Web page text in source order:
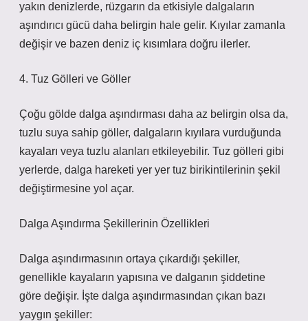
yakın denizlerde, rüzgarın da etkisiyle dalgaların
aşındırıcı gücü daha belirgin hale gelir. Kıyılar zamanla
değişir ve bazen deniz iç kısımlara doğru ilerler.
4. Tuz Gölleri ve Göller
Çoğu gölde dalga aşındırması daha az belirgin olsa da,
tuzlu suya sahip göller, dalgaların kıyılara vurduğunda
kayaları veya tuzlu alanları etkileyebilir. Tuz gölleri gibi
yerlerde, dalga hareketi yer yer tuz birikintilerinin şekil
değiştirmesine yol açar.
Dalga Aşındırma Şekillerinin Özellikleri
Dalga aşındırmasının ortaya çıkardığı şekiller,
genellikle kayaların yapısına ve dalganın şiddetine
göre değişir. İşte dalga aşındırmasından çıkan bazı
yaygın şekiller: